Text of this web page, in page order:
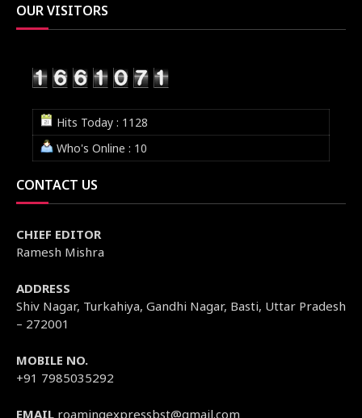
OUR VISITORS
Hits Today : 1128
Who's Online : 10
CONTACT US
CHIEF EDITOR
Ramesh Mishra
ADDRESS
Shiv Nagar, Turkahiya, Gandhi Nagar, Basti, Uttar Pradesh
– 272001
MOBILE NO.
+91 7985035292
EMAIL roamingexpressbst@gmail.com